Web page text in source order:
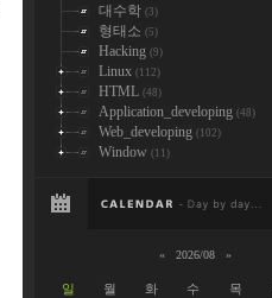
대수학 (3)
형태소 (5)
Hacking (9)
Linux (112)
HTML (48)
Application_developing (48)
Web_developing (102)
Window (11)
« 2026/08 »
일 월 화 수 목